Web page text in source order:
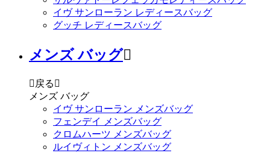
イヴ サンローラン レディースバッグ
グッチ レディースバッグ
メンズ バッグ
 戻る 
メンズ バッグ
イヴ サンローラン メンズバッグ
フェンデイ メンズバッグ
クロムハーツ メンズバッグ
ルイヴィトン メンズバッグ